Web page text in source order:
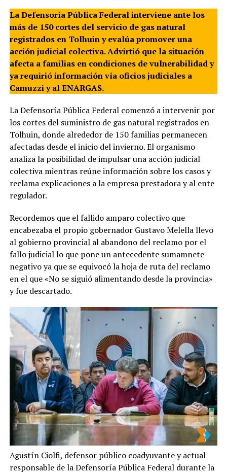
La Defensoría Pública Federal interviene ante los
más de 150 cortes del servicio de gas natural
registrados en Tolhuin y evalúa promover una
acción judicial colectiva. Advirtió que la situación
afecta a familias en condiciones de vulnerabilidad y
ya requirió información vía oficios judiciales a
Camuzzi y al ENARGAS.
La Defensoría Pública Federal comenzó a intervenir por
los cortes del suministro de gas natural registrados en
Tolhuin, donde alrededor de 150 familias permanecen
afectadas desde el inicio del invierno. El organismo
analiza la posibilidad de impulsar una acción judicial
colectiva mientras reúne información sobre los casos y
reclama explicaciones a la empresa prestadora y al ente
regulador.
Recordemos que el fallido amparo colectivo que
encabezaba el propio gobernador Gustavo Melella llevo
al gobierno provincial al abandono del reclamo por el
fallo judicial lo que pone un antecedente sumamnete
negativo ya que se equivocó la hoja de ruta del reclamo
en el que «No se siguió alimentando desde la provincia»
y fue descartado.
Agustín Ciolfi, defensor público coadyuvante y actual
responsable de la Defensoría Pública Federal durante la